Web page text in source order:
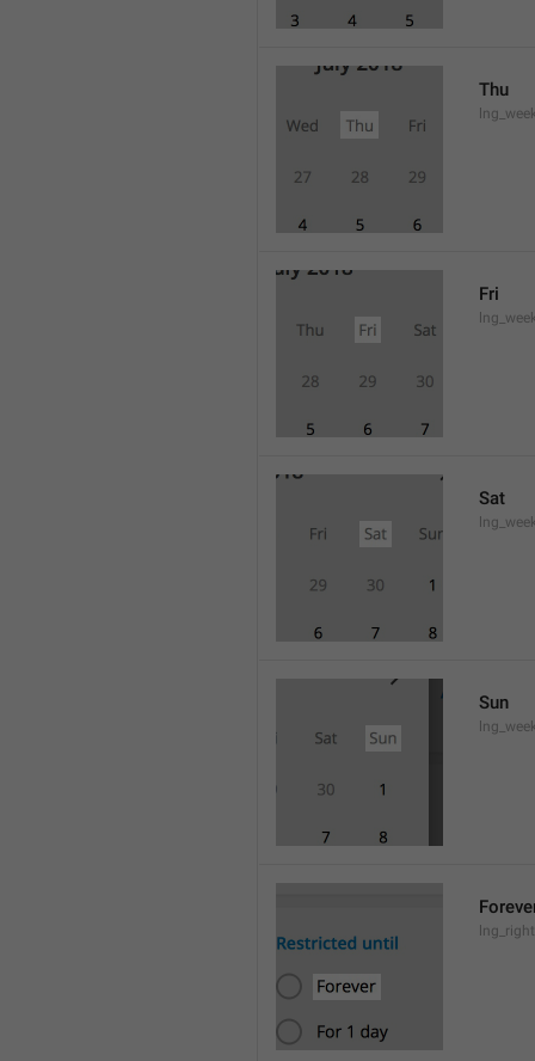
Thu
Fri
Sat
Sun